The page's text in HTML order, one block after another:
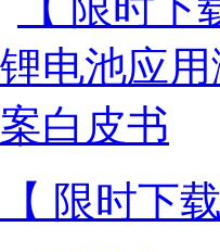
【 限时下